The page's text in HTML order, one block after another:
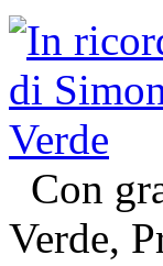
Con
Verde,